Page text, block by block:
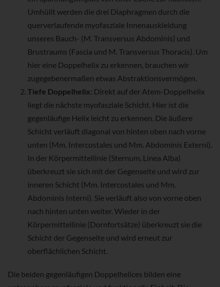
Umhüllt werden die drei Diaphragmen durch die
querverlaufende myofasziale Innenauskleidung
unseres Bauch- (M. Transversus Abdominis) und
Brustraums (Fascia und M. Transversus Thoracis). Um
hier eine Doppelhelix zu erkennen, brauchen wir
zugegebenermaßen etwas Abstraktionsvermögen.
Tiefe Doppelhelix: Direkt auf der Atem-Doppelhelix
liegt die nächste myofasziale Schicht. Hier ist die
gegenläufige Helix leicht zu erkennen. Die äußere
Schicht verläuft diagonal von hinten oben nach vorne
unten (Mm. Intercostales und Mm. Abdominis Externi).
In der Körpermittellinie (Sternum, Linea Alba)
überkreuzt sie sich mit der Gegenseite und wird zur
inneren Schicht (Mm. Intercostales und Mm.
Abdominis Interni). Sie verläuft also von vorne oben
nach hinten unten weiter. Wieder in der
Körpermittellinie (Dornfortsätze) überkreuzt sie die
Schicht der Gegenseite und wird erneut zur
oberflächlichen Schicht.
Die beiden gegenläufigen Doppelhelices bilden eine